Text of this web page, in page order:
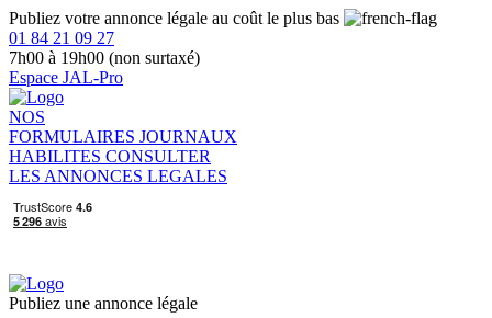
Publiez votre annonce légale au coût le plus bas
01 84 21 09 27
7h00 à 19h00 (non surtaxé)
Espace JAL-Pro
NOS
FORMULAIRES JOURNAUX
HABILITES CONSULTER
LES ANNONCES LEGALES
Publiez une annonce légale